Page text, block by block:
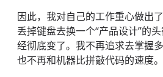
因此，我对自己的工作重心做出
丢掉键盘去换一个“产品设计”的
经彻底变了。我不再追求去掌握
也不再和机器比拼敲代码的速度。